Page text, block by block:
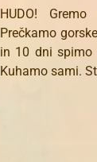
HUDO!
Prečkamo
in 10 dni spimo
Kuhamo sami.